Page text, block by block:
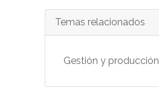
Temas relacionados
Gestión y producción